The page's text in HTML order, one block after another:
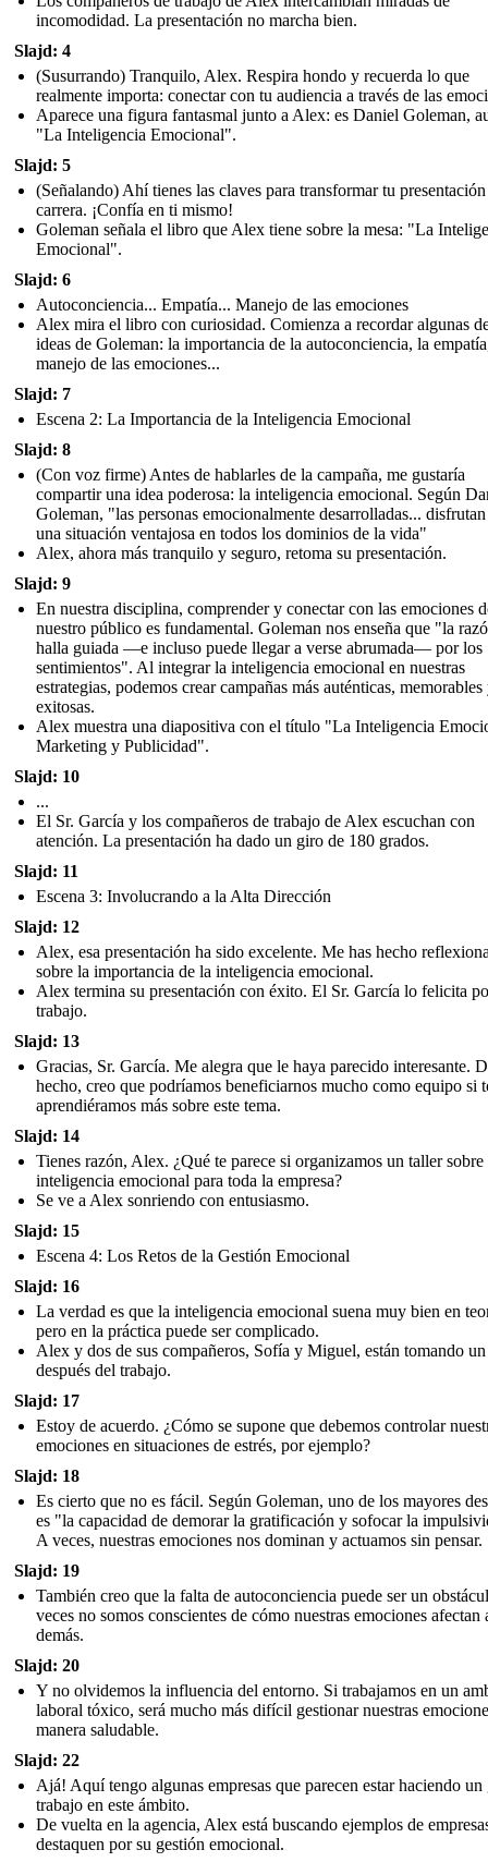
incomodidad. La presentación no marcha bien.
Slajd: 4
(Susurrando) Tranquilo, Alex. Respira hondo y recuerda lo que
realmente importa: conectar con tu audiencia a través de las
Aparece una figura fantasmal junto a Alex: es Daniel Goleman,
"La Inteligencia Emocional".
Slajd: 5
(Señalando) Ahí tienes las claves para transformar tu
carrera. ¡Confía en ti mismo!
Goleman señala el libro que Alex tiene sobre la mesa: "La
Emocional".
Slajd: 6
Autoconciencia... Empatía... Manejo de las emociones
Alex mira el libro con curiosidad. Comienza a recordar algunas
ideas de Goleman: la importancia de la autoconciencia, la
manejo de las emociones...
Slajd: 7
Escena 2: La Importancia de la Inteligencia Emocional
Slajd: 8
(Con voz firme) Antes de hablarles de la campaña, me gustaría
compartir una idea poderosa: la inteligencia emocional. Según
Goleman, "las personas emocionalmente desarrolladas...
una situación ventajosa en todos los dominios de la vida"
Alex, ahora más tranquilo y seguro, retoma su presentación.
Slajd: 9
En nuestra disciplina, comprender y conectar con las emociones
nuestro público es fundamental. Goleman nos enseña que "la
halla guiada —e incluso puede llegar a verse abrumada— por los
sentimientos". Al integrar la inteligencia emocional en nuestras
estrategias, podemos crear campañas más auténticas, memorables
exitosas.
Alex muestra una diapositiva con el título "La Inteligencia
Marketing y Publicidad".
Slajd: 10
...
El Sr. García y los compañeros de trabajo de Alex escuchan con
atención. La presentación ha dado un giro de 180 grados.
Slajd: 11
Escena 3: Involucrando a la Alta Dirección
Slajd: 12
Alex, esa presentación ha sido excelente. Me has hecho
sobre la importancia de la inteligencia emocional.
Alex termina su presentación con éxito. El Sr. García lo felicita
trabajo.
Slajd: 13
Gracias, Sr. García. Me alegra que le haya parecido interesante.
hecho, creo que podríamos beneficiarnos mucho como equipo si
aprendiéramos más sobre este tema.
Slajd: 14
Tienes razón, Alex. ¿Qué te parece si organizamos un taller sobre
inteligencia emocional para toda la empresa?
Se ve a Alex sonriendo con entusiasmo.
Slajd: 15
Escena 4: Los Retos de la Gestión Emocional
Slajd: 16
La verdad es que la inteligencia emocional suena muy bien en
pero en la práctica puede ser complicado.
Alex y dos de sus compañeros, Sofía y Miguel, están tomando
después del trabajo.
Slajd: 17
Estoy de acuerdo. ¿Cómo se supone que debemos controlar
emociones en situaciones de estrés, por ejemplo?
Slajd: 18
Es cierto que no es fácil. Según Goleman, uno de los mayores
es "la capacidad de demorar la gratificación y sofocar la
A veces, nuestras emociones nos dominan y actuamos sin pensar.
Slajd: 19
También creo que la falta de autoconciencia puede ser un
veces no somos conscientes de cómo nuestras emociones afectan
demás.
Slajd: 20
Y no olvidemos la influencia del entorno. Si trabajamos en un
laboral tóxico, será mucho más difícil gestionar nuestras
manera saludable.
Slajd: 22
Ajá! Aquí tengo algunas empresas que parecen estar haciendo un
trabajo en este ámbito.
De vuelta en la agencia, Alex está buscando ejemplos de
destaquen por su gestión emocional.